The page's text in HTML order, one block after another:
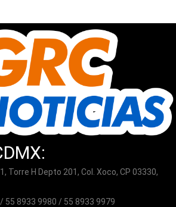
Torre H Depto 201, Col. Xoco, CP 03330,
55 8933 9980 / 55 8933 9979